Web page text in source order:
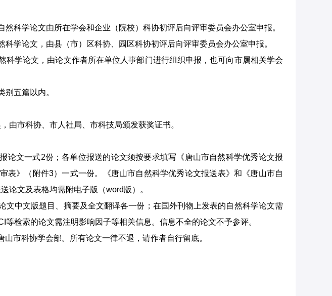
科学论文由所在学会和企业（院校）科协初评后向评审委员会办公室申报。
学论文，由县（市）区科协、园区科协初评后向评审委员会办公室申报。
科学论文，由论文作者所在单位人事部门进行组织申报，也可向市属相关学会
五篇以内。
由市科协、市人社局、市科技局颁发获奖证书。
论文一式2份；各单位报送的论文须按要求填写《唐山市自然科学优秀论文报
表》（附件3）一式一份。《唐山市自然科学优秀论文报送表》和《唐山市自
论文及表格均需附电子版（word版）。
文中文版题目、摘要及全文翻译各一份；在国外刊物上发表的自然科学论文需
检索的论文需注明影响因子等相关信息。信息不全的论文不予参评。
市科协学会部。所有论文一律不退，请作者自行留底。